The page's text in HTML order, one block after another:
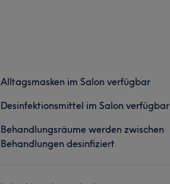
Alltagsmasken im Salon verfügbar
Desinfektionsmittel im Salon verfügbar
Behandlungsräume werden zwischen
Behandlungen desinfiziert